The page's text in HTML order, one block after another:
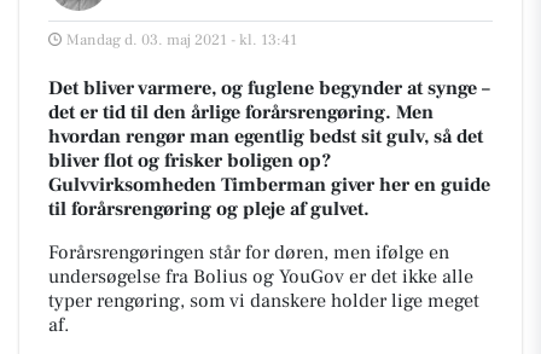
Mandag d. 03. maj 2021 - kl. 13:41
Det bliver varmere, og fuglene begynder at synge –
det er tid til den årlige forårsrengøring. Men
hvordan rengør man egentlig bedst sit gulv, så det
bliver flot og frisker boligen op?
Gulvvirksomheden Timberman giver her en guide
til forårsrengøring og pleje af gulvet.
Forårsrengøringen står for døren, men ifølge en
undersøgelse fra Bolius og YouGov er det ikke alle
typer rengøring, som vi danskere holder lige meget
af.